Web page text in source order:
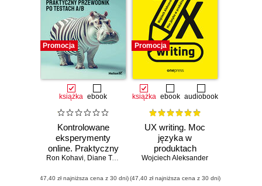
Promocja
książka ebook
Kontrolowane
eksperymenty
online. Praktyczny
przewodnik po
Ron Kohavi, Diane Tang Ya Xu
(47,40 zł najniższa cena z 30 dni)
Promocja
książka ebook audiobook
UX writing. Moc
języka w
produktach
cyfrowych
Wojciech Aleksander
(47,40 zł najniższa cena z 30 dni)